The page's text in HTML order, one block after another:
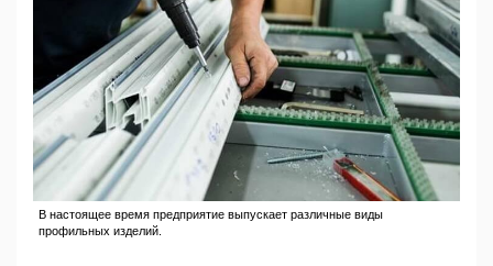
В настоящее время предприятие выпускает различные виды
профильных изделий.